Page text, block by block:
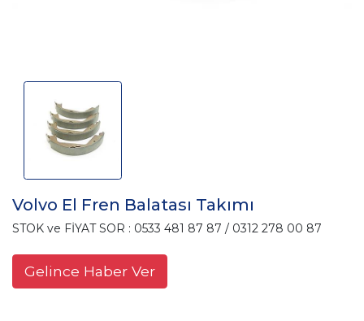
Volvo El Fren Balatası Takımı
STOK ve FİYAT SOR : 0533 481 87 87 / 0312 278 00 87
Gelince Haber Ver